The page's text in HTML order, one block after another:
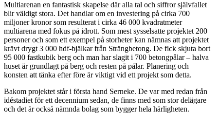
Multiarenan en fantastisk skapelse där alla tal och siffror självfallet
blir väldigt stora. Det handlar om en investering på cirka 700
miljoner kronor som resulterat i cirka 46 000 kvadratmeter
multiarena med fokus på idrott. Som mest sysselsatte projektet 200
personer och som ett exempel på storheter kan nämnas att projektet
krävt drygt 3 000 hdf-bjälkar från Strängbetong. De fick skjuta bort
95 000 fastkubik berg och man har slagit i 700 betongpålar – halva
huset är grundlagt på berg och resten på pålar. Planering och
konsten att tänka efter före är viktigt vid ett projekt som detta.
Bakom projektet står i första hand Serneke. De var med redan från
idéstadiet för ett decennium sedan, de finns med som stor delägare
och det är också nämnda bolag som bygger hela härligheten.